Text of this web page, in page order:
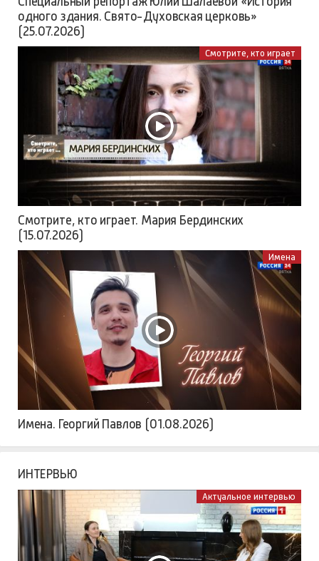
одного здания. Свято-Духовская церковь»
(25.07.2026)
Смотрите, кто играет
Смотрите, кто играет. Мария Бердинских
(15.07.2026)
Имена
Имена. Георгий Павлов (01.08.2026)
ИНТЕРВЬЮ
Актуальное интервью